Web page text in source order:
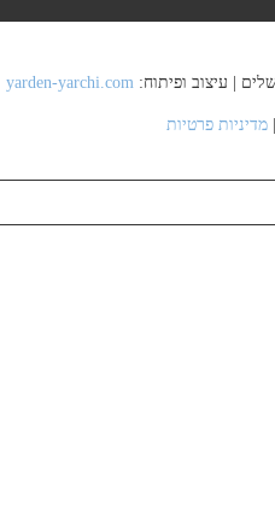
yarden-yarchi.com
מדיניות פרטיות